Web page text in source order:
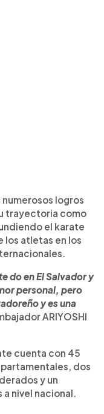
logros
trayectoria como
el karate
los atletas en los
do en El Salvador y
personal, pero
y es una
ARIYOSHI
cuenta con 45
dos
y un
nivel nacional.